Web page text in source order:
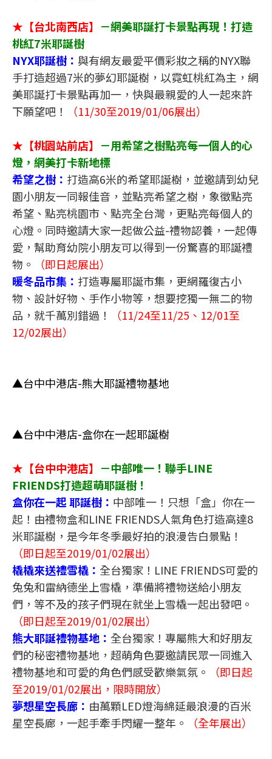
★【台北南西店】 －網美耶誕打卡景點再現！打造
桃紅7米耶誕樹
NYX耶誕樹： 與有網友最愛平價彩妝之稱的NYX聯
手打造超過7米的夢幻耶誕樹，以霓虹桃紅為主，網
美耶誕打卡景點再加一，快與最親愛的人一起來許
下願望吧！
（11/30至2019/01/06展出）
★【桃園站前店】 －用希望之樹點亮每一個人的心
燈，網美打卡新地標
希望之樹： 打造高6米的希望耶誕樹，並邀請到幼兒
園小朋友一同報佳音，並點亮希望之樹，象徵點亮
希望、點亮桃園市、點亮全台灣，更點亮每個人的
心燈。同時邀請大家一起做公益-禮物認養，一起傳
愛，幫助育幼院小朋友可以得到一份驚喜的耶誕禮
物。
（即日起展出）
暖冬品市集： 打造專屬耶誕市集，更網羅復古小
物、設計好物、手作小物等，想要挖獨一無二的物
品，就千萬別錯過！
（11/24至11/25、12/01至
12/02展出）
▲台中中港店-熊大耶誕禮物基地
▲台中中港店-盒你在一起耶誕樹
★【台中中港店】 －中部唯一！聯手LINE
FRIENDS打造超萌耶誕樹！
盒你在一起 耶誕樹： 中部唯一！只想「盒」你在一
起！由禮物盒和LINE FRIENDS人氣角色打造高達8
米耶誕樹，是今年冬季最好拍的浪漫告白景點！
（即日起至2019/01/02展出）
橇橇來送禮雪橇： 全台獨家！LINE FRIENDS可愛的
兔兔和雷納德坐上雪橇，準備將禮物送給小朋友
們，等不及的孩子們現在就坐上雪橇一起出發吧。
（即日起至2019/01/02展出）
熊大耶誕禮物基地： 全台獨家！專屬熊大和好朋友
們的秘密禮物基地，超萌角色要邀請民眾一同進入
禮物基地和可愛的角色們感受歡樂氣氛。
（即日起
至2019/01/02展出，限時開放）
夢想星空長廊： 由萬顆LED燈海綿延最浪漫的百米
星空長廊，一起手牽手閃耀一整年。
（全年展出）